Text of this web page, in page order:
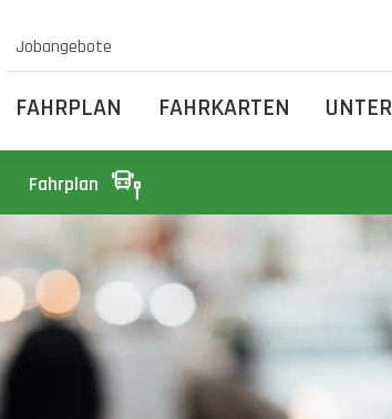
Jobangebote
FAHRPLAN FAHRKARTEN
Fahrplan